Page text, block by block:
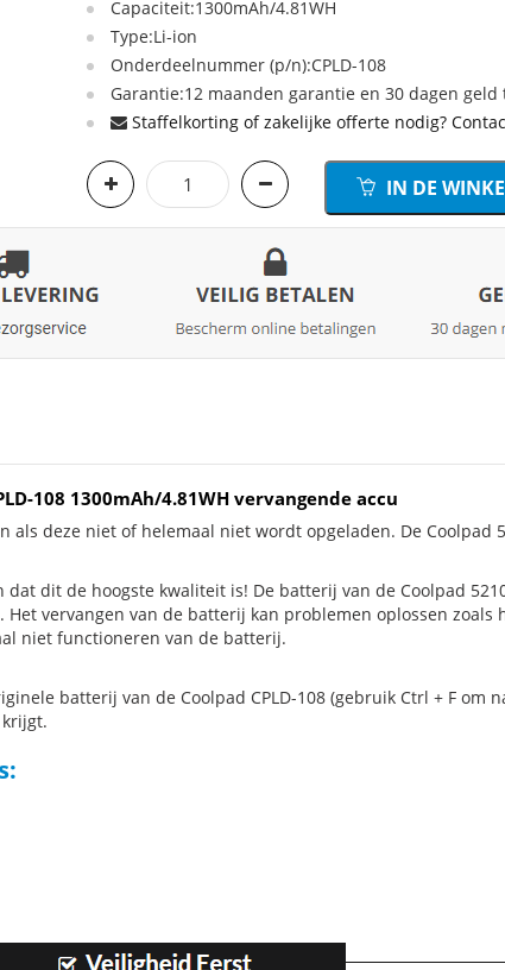
Capaciteit:1300mAh/4.81WH
Type:Li-ion
Onderdeelnummer (p/n):CPLD-108
Garantie:12 maanden garantie en 30 dagen geld
Staffelkorting of zakelijke offerte nodig?
IN DE
108 1300mAh/4.81WH vervangende accu
deze niet of helemaal niet wordt opgeladen. De Coolpad
dit de hoogste kwaliteit is! De batterij van de Coolpad
vervangen van de batterij kan problemen oplossen zoals
niet functioneren van de batterij.
batterij van de Coolpad CPLD-108 (gebruik Ctrl + F om